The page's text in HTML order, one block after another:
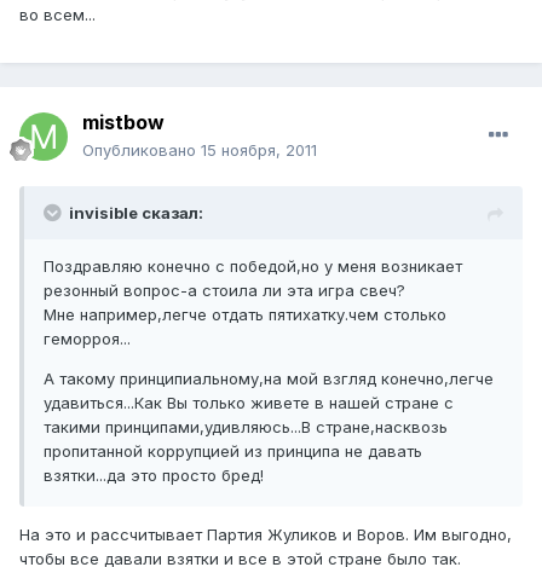
во всем...
mistbow
Опубликовано 15 ноября, 2011
invisible сказал:
Поздравляю конечно с победой,но у меня возникает
резонный вопрос-а стоила ли эта игра свеч?
Мне например,легче отдать пятихатку.чем столько
геморроя...
А такому принципиальному,на мой взгляд конечно,легче
удавиться...Как Вы только живете в нашей стране с
такими принципами,удивляюсь...В стране,насквозь
пропитанной коррупцией из принципа не давать
взятки...да это просто бред!
На это и рассчитывает Партия Жуликов и Воров. Им выгодно,
чтобы все давали взятки и все в этой стране было так.